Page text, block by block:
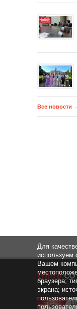
Все новости
Для
используем
Вашем
браузера;
экрана;